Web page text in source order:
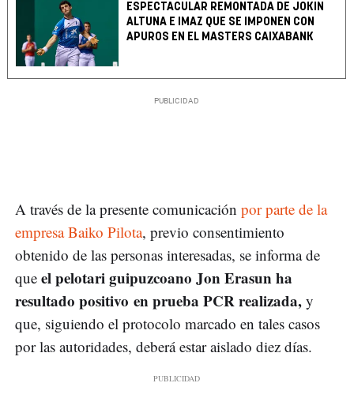
ESPECTACULAR REMONTADA DE JOKIN
ALTUNA E IMAZ QUE SE IMPONEN CON
APUROS EN EL MASTERS CAIXABANK
A través de la presente comunicación por parte de la
empresa Baiko Pilota, previo consentimiento
obtenido de las personas interesadas, se informa de
que el pelotari guipuzcoano Jon Erasun ha
resultado positivo en prueba PCR realizada, y
que, siguiendo el protocolo marcado en tales casos
por las autoridades, deberá estar aislado diez días.